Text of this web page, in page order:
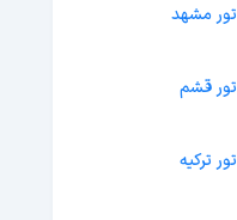
تور مشهد
تور قشم
تور ترکیه